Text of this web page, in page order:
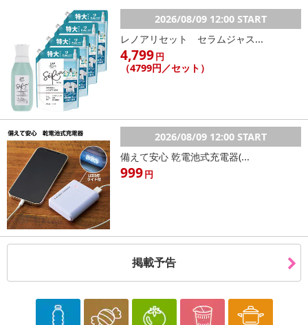
2026/08/09 12:00 START
レノアリセット セラムジャス...
4,799円
（4799円／セット）
2026/08/09 12:00 START
備えて安心 乾電池式充電器(...
999円
掲載予告